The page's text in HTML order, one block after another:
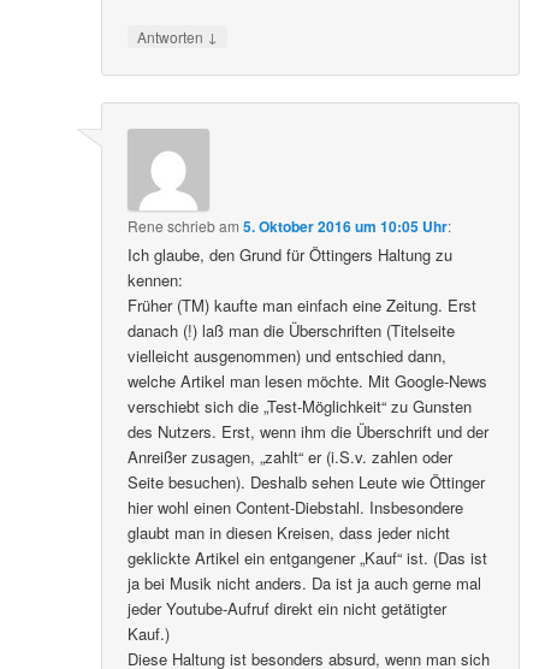
Antworten ↓
Rene schriebam5. Oktober 2016 um 10:05 Uhr:
Ich glaube, den Grund für Öttingers Haltung zu
kennen:
Früher (TM) kaufte man einfach eine Zeitung. Erst
danach (!) laß man die Überschriften (Titelseite
vielleicht ausgenommen) und entschied dann,
welche Artikel man lesen möchte. Mit Google-News
verschiebt sich die „Test-Möglichkeit“ zu Gunsten
des Nutzers. Erst, wenn ihm die Überschrift und der
Anreißer zusagen, „zahlt“ er (i.S.v. zahlen oder
Seite besuchen). Deshalb sehen Leute wie Öttinger
hier wohl einen Content-Diebstahl. Insbesondere
glaubt man in diesen Kreisen, dass jeder nicht
geklickte Artikel ein entgangener „Kauf“ ist. (Das ist
ja bei Musik nicht anders. Da ist ja auch gerne mal
jeder Youtube-Aufruf direkt ein nicht getätigter
Kauf.)
Diese Haltung ist besonders absurd, wenn man sich